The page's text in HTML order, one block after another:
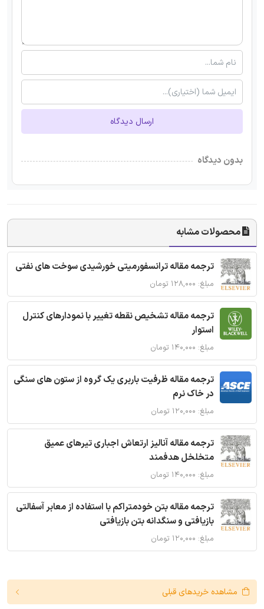
ارسال دیدگاه
بدون دیدگاه
محصولات مشابه
ترجمه مقاله ترانسفورمیتی خورشیدی سوخت های نفتی
مبلغ: ۱۲۸,۰۰۰ تومان
ترجمه مقاله تشخیص نقطه تغییر با نمودارهای کنترل
استوار
مبلغ: ۱۴۰,۰۰۰ تومان
ترجمه مقاله ظرفیت باربری یک گروه از ستون های سنگی
در خاک نرم
مبلغ: ۱۲۰,۰۰۰ تومان
ترجمه مقاله آنالیز ارتعاش اجباری تیرهای عمیق
متخلخل هدفمند
مبلغ: ۱۴۰,۰۰۰ تومان
ترجمه مقاله بتن خودمتراکم با استفاده از معابر آسفالتی
بازیافتی و سنگدانه بتن بازیافتی
مبلغ: ۱۲۰,۰۰۰ تومان
مشاهده خریدهای قبلی